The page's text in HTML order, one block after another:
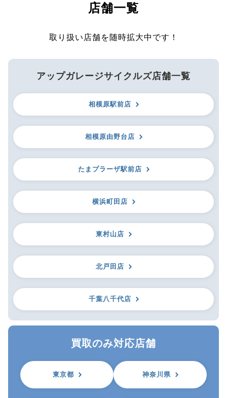
店舗一覧
取り扱い店舗を随時拡大中です！
アップガレージサイクルズ店舗一覧
相模原駅前店
相模原由野台店
たまプラーザ駅前店
横浜町田店
東村山店
北戸田店
千葉八千代店
買取のみ対応店舗
東京都 神奈川県